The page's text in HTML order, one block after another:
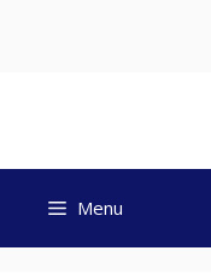
Menu